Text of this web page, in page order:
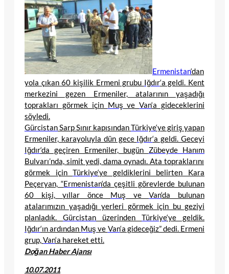
Ermenistan‘dan
yola çıkan 60 kişilik Ermeni grubu Iğdır‘a geldi. Kent
merkezini gezen Ermeniler, atalarının yaşadığı
toprakları görmek için Muş veVan‘a gideceklerini
söyledi.
GürcistanSarp Sınır kapısındanTürkiye‘ye giriş yapan
Ermeniler, karayoluyla dün gece Iğdır‘a geldi. Geceyi
Iğdır‘da geçiren Ermeniler, bugün Zübeyde Hanım
Bulvarı’nda, simit yedi, dama oynadı. Ata topraklarını
görmek içinTürkiye‘ye geldiklerini belirten Kara
Peçeryan, “Ermenistan‘da çeşitli görevlerde bulunan
60 kişi, yıllar önce Muş veVan‘da bulunan
atalarımızın yaşadığı yerleri görmek için bu geziyi
planladık. Gürcistan üzerinden Türkiye‘ye geldik.
Iğdır‘ın ardından Muş ve Van‘a gideceğiz” dedi. Ermeni
grup,Van‘a hareket etti.
Doğan Haber Ajansı
10.07.2011